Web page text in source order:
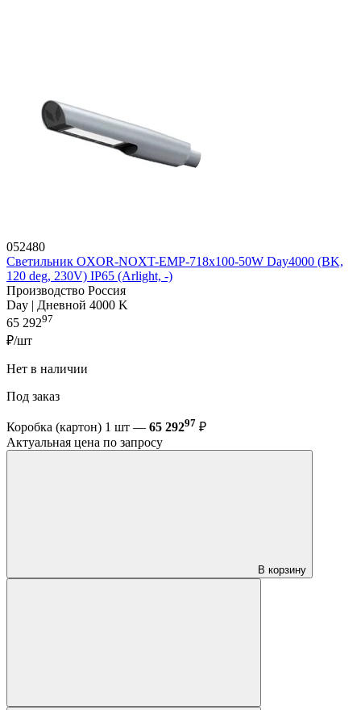
052480
Светильник OXOR-NOXT-EMP-718x100-50W Day4000 (BK,
120 deg, 230V) IP65 (Arlight, -)
Производство Россия
Day | Дневной 4000 K
65 29297
₽/шт
Нет в наличии
Под заказ
Коробка (картон) 1 шт — 65 29297 ₽
Актуальная цена по запросу
В корзину